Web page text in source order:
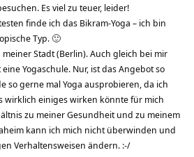
Es viel zu teuer, leider!
finde ich das Bikram-Yoga – ich bin
Typ. 🙂
meiner Stadt (Berlin). Auch gleich bei mir
eine Yogaschule. Nur, ist das Angebot so
so gerne mal Yoga ausprobieren, da ich
wirklich einiges wirken könnte für mich
zu meiner Gesundheit und zu meinem
kann ich mich nicht überwinden und
Verhaltensweisen ändern. :-/